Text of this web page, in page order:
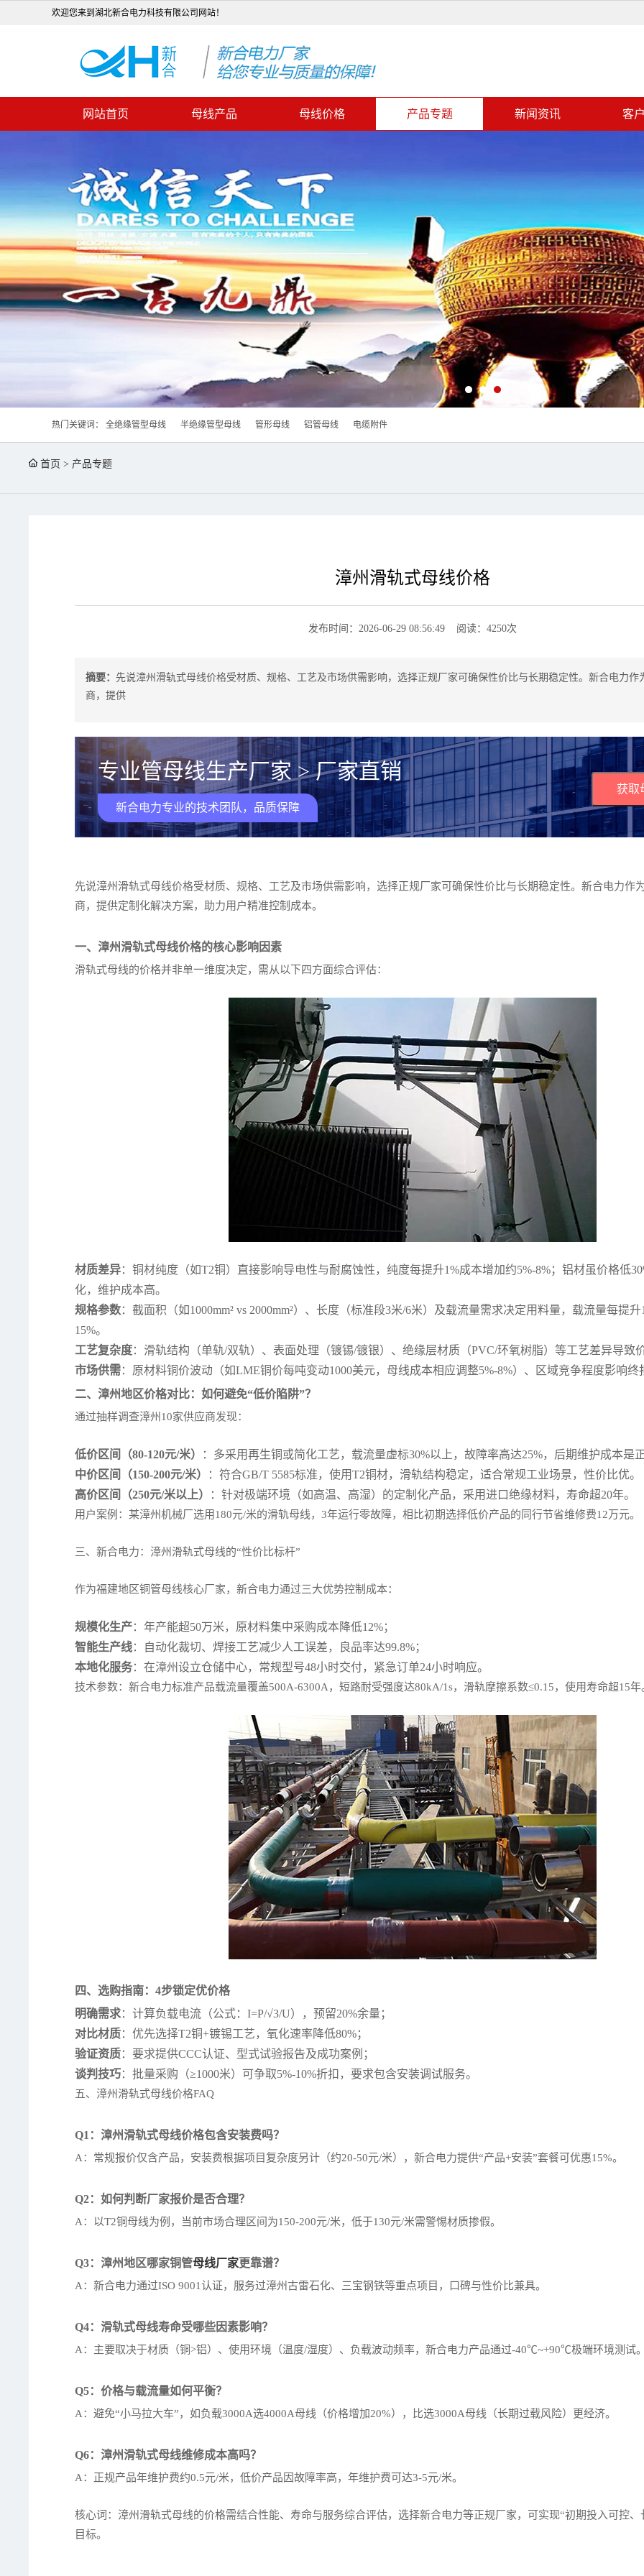
欢迎您来到湖北新合电力科技有限公司网站！
网站首页 母线产品 母线价格 产品专题 新闻资讯 客
热门关键词： 全绝缘管型母线 半绝缘管型母线 管形母线 铝管母线 电缆附件
首页 > 产品专题
漳州滑轨式母线价格
发布时间：2026-06-29 08:56:49 阅读：4250次
摘要：先说漳州滑轨式母线价格受材质、规格、工艺及市场供需影响，选择正规厂家可确保性价比与长期稳定性。新合电力作
商，提供
专业管母线生产厂家 > 厂家直销
新合电力专业的技术团队，品质保障
获取
先说漳州滑轨式母线价格受材质、规格、工艺及市场供需影响，选择正规厂家可确保性价比与长期稳定性。新合电力作
商，提供定制化解决方案，助力用户精准控制成本。
一、漳州滑轨式母线价格的核心影响因素
滑轨式母线的价格并非单一维度决定，需从以下四方面综合评估：
材质差异：铜材纯度（如T2铜）直接影响导电性与耐腐蚀性，纯度每提升1%成本增加约5%-8%；铝材虽价格低
化，维护成本高。
规格参数：截面积（如1000mm² vs 2000mm²）、长度（标准段3米/6米）及载流量需求决定用料量，载流量每提
15%。
工艺复杂度：滑轨结构（单轨/双轨）、表面处理（镀锡/镀银）、绝缘层材质（PVC/环氧树脂）等工艺差异导致
市场供需：原材料铜价波动（如LME铜价每吨变动1000美元，母线成本相应调整5%-8%）、区域竞争程度影响终
二、漳州地区价格对比：如何避免“低价陷阱”？
通过抽样调查漳州10家供应商发现：
低价区间（80-120元/米）
：多采用再生铜或简化工艺，载流量虚标30%以上，故障率高达25%，后期维护成本是
中价区间（150-200元/米）
：符合GB/T 5585标准，使用T2铜材，滑轨结构稳定，适合常规工业场景，性价比优。
高价区间（250元/米以上）
：针对极端环境（如高温、高湿）的定制化产品，采用进口绝缘材料，寿命超20年。
用户案例：某漳州机械厂选用180元/米的滑轨母线，3年运行零故障，相比初期选择低价产品的同行节省维修费12万元。
三、新合电力：漳州滑轨式母线的“性价比标杆”
作为福建地区铜管母线核心厂家，新合电力通过三大优势控制成本：
规模化生产：年产能超50万米，原材料集中采购成本降低12%；
智能生产线：自动化裁切、焊接工艺减少人工误差，良品率达99.8%；
本地化服务：在漳州设立仓储中心，常规型号48小时交付，紧急订单24小时响应。
技术参数：新合电力标准产品载流量覆盖500A-6300A，短路耐受强度达80kA/1s，滑轨摩擦系数≤0.15，使用寿命超15年
四、选购指南：4步锁定优价格
明确需求：计算负载电流（公式：I=P/√3/U），预留20%余量；
对比材质：优先选择T2铜+镀锡工艺，氧化速率降低80%；
验证资质：要求提供CCC认证、型式试验报告及成功案例；
谈判技巧：批量采购（≥1000米）可争取5%-10%折扣，要求包含安装调试服务。
五、漳州滑轨式母线价格FAQ
Q1：漳州滑轨式母线价格包含安装费吗？
A：常规报价仅含产品，安装费根据项目复杂度另计（约20-50元/米），新合电力提供“产品+安装”套餐可优惠15%。
Q2：如何判断厂家报价是否合理？
A：以T2铜母线为例，当前市场合理区间为150-200元/米，低于130元/米需警惕材质掺假。
Q3：漳州地区哪家铜管母线厂家更靠谱？
A：新合电力通过ISO 9001认证，服务过漳州古雷石化、三宝钢铁等重点项目，口碑与性价比兼具。
Q4：滑轨式母线寿命受哪些因素影响？
A：主要取决于材质（铜>铝）、使用环境（温度/湿度）、负载波动频率，新合电力产品通过-40℃~+90℃极端环境测试
Q5：价格与载流量如何平衡？
A：避免“小马拉大车”，如负载3000A选4000A母线（价格增加20%），比选3000A母线（长期过载风险）更经济。
Q6：漳州滑轨式母线维修成本高吗？
A：正规产品年维护费约0.5元/米，低价产品因故障率高，年维护费可达3-5元/米。
核心词：漳州滑轨式母线的价格需结合性能、寿命与服务综合评估，选择新合电力等正规厂家，可实现“初期投入可控
目标。